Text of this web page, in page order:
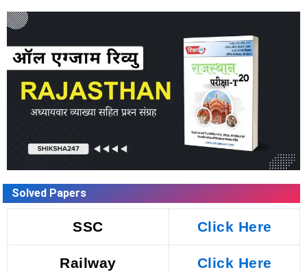
Solved Papers
SSC Click Here
Railway Click Here